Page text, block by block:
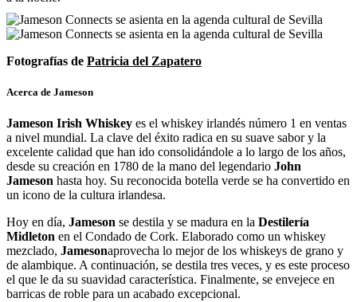
Fotografías de Patricia del Zapatero
Acerca de Jameson
Jameson Irish Whiskey es el whiskey irlandés número 1 en ventas
a nivel mundial. La clave del éxito radica en su suave sabor y la
excelente calidad que han ido consolidándole a lo largo de los años,
desde su creación en 1780 de la mano del legendario John
Jameson hasta hoy. Su reconocida botella verde se ha convertido en
un icono de la cultura irlandesa.
Hoy en día, Jameson se destila y se madura en la Destilería
Midleton en el Condado de Cork. Elaborado como un whiskey
mezclado, Jamesonaprovecha lo mejor de los whiskeys de grano y
de alambique. A continuación, se destila tres veces, y es este proceso
el que le da su suavidad característica. Finalmente, se envejece en
barricas de roble para un acabado excepcional.